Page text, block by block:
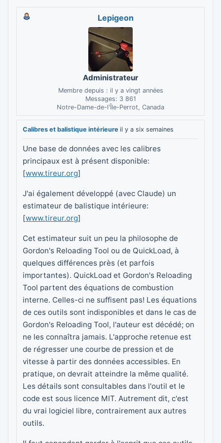
Lepigeon
Administrateur
Membre depuis : il y a vingt années
Messages: 3 861
Notre-Dame-de-l'Île-Perrot, Canada
Calibres et balistique intérieure il y a six semaines
Une base de données avec les calibres
principaux est à présent disponible:
[www.tireur.org]
J'ai également développé (avec Claude) un
estimateur de balistique intérieure:
[www.tireur.org]
Cet estimateur suit un peu la philosophe de
Gordon's Reloading Tool ou de QuickLoad, à
quelques différences près (et parfois
importantes). QuickLoad et Gordon's Reloading
Tool partent des équations de combustion
interne. Celles-ci ne suffisent pas! Les équations
de ces outils sont indisponibles et dans le cas de
Gordon's Reloading Tool, l'auteur est décédé; on
ne les connaîtra jamais. L'approche retenue est
de régresser une courbe de pression et de
vitesse à partir des données accessibles. En
pratique, on devrait atteindre la même qualité.
Les détails sont consultables dans l'outil et le
code est sous licence MIT. Autrement dit, c'est
du vrai logiciel libre, contrairement aux autres
outils.